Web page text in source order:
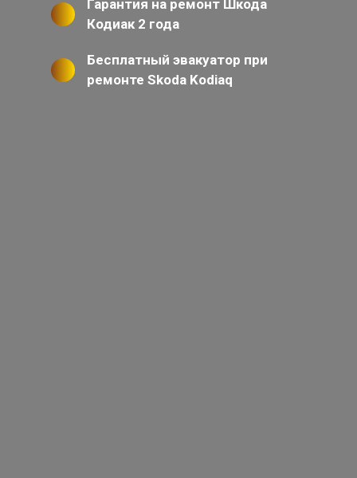
Гарантия на ремонт Шкода
Кодиак 2 года
Бесплатный эвакуатор при
ремонте Skoda Kodiaq